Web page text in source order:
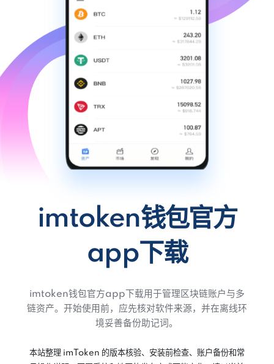
imtoken钱包官方
app下载
imtoken钱包官方app下载用于管理区块链账户与多
链资产。开始使用前，应先核对软件来源，并在离线环
境妥善备份助记词。
本站整理 imToken 的版本核验、安装前检查、账户备份和常